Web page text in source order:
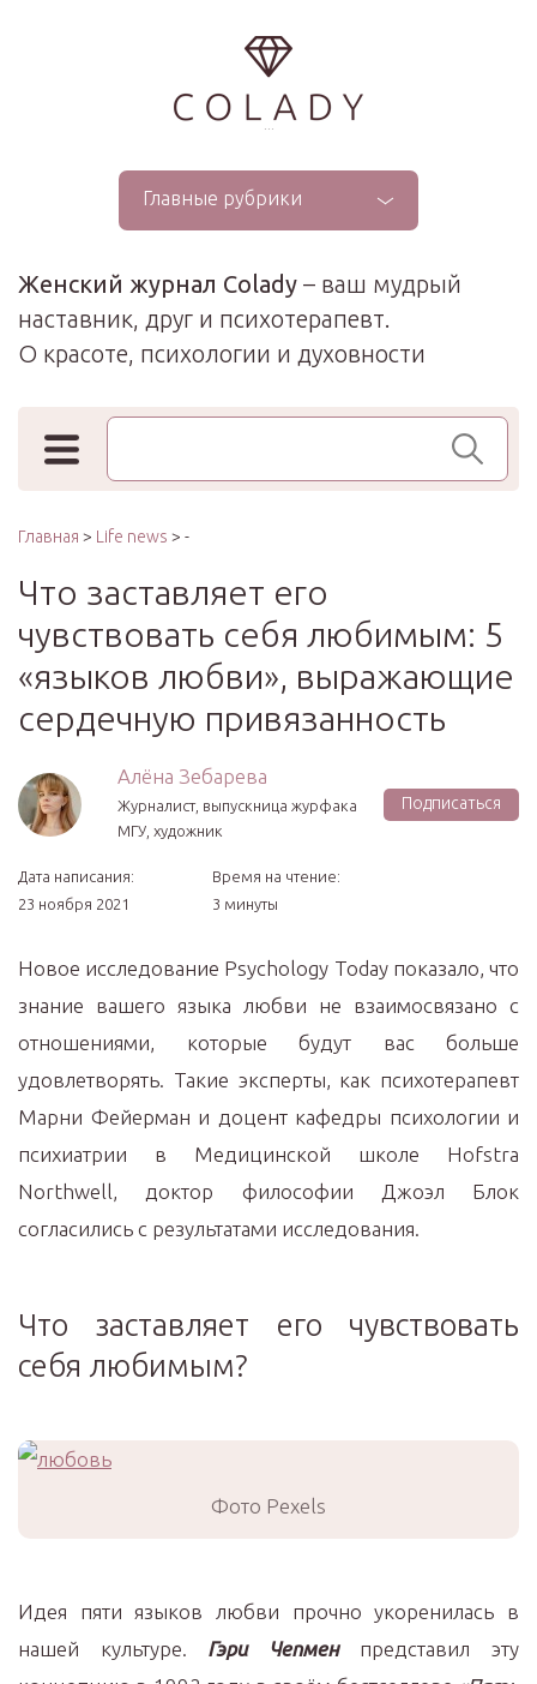
...
Главные рубрики
Женский журнал Colady – ваш мудрый
наставник, друг и психотерапевт.
О красоте, психологии и духовности
Поиск по сайту
Главная > Life news > -
Что заставляет его
чувствовать себя любимым: 5
«языков любви», выражающие
сердечную привязанность
Алёна Зебарева
Журналист, выпускница журфака
МГУ, художник
Подписаться
Дата написания:
23 ноября 2021
Время на чтение:
3 минуты
Новое исследование Psychology Today показало, что
знание вашего языка любви не взаимосвязано с
отношениями, которые будут вас больше
удовлетворять. Такие эксперты, как психотерапевт
Марни Фейерман и доцент кафедры психологии и
психиатрии в Медицинской школе Hofstra
Northwell, доктор философии Джоэл Блок
согласились с результатами исследования.
Что заставляет его чувствовать
себя любимым?
Фото Pexels
Идея пяти языков любви прочно укоренилась в
нашей культуре. Гэри Чепменпредставил эту